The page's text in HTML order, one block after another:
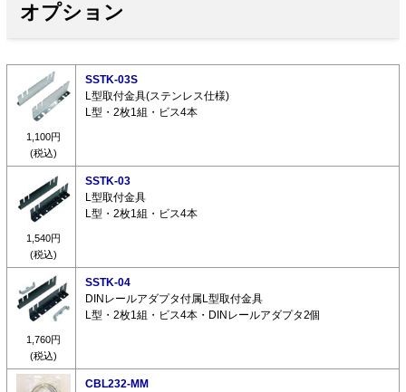
オプション
1,100円
(税込)
SSTK-03S
L型取付金具(ステンレス仕様)
L型・2枚1組・ビス4本
1,540円
(税込)
SSTK-03
L型取付金具
L型・2枚1組・ビス4本
1,760円
(税込)
SSTK-04
DINレールアダプタ付属L型取付金具
L型・2枚1組・ビス4本・DINレールアダプタ2個
CBL232-MM